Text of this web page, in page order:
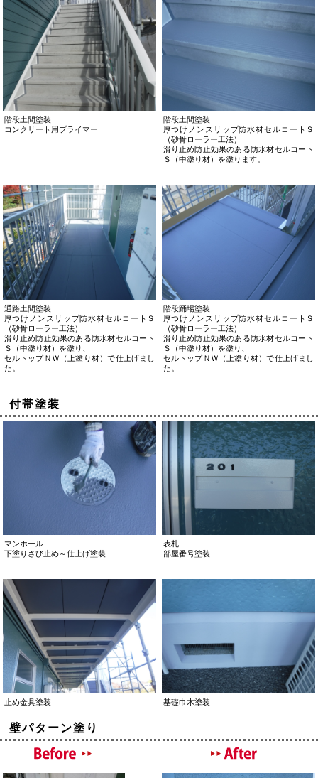
階段土間塗装
コンクリート用プライマー
階段土間塗装
厚つけノンスリップ防水材セルコートＳ
（砂骨ローラー工法）
滑り止め防止効果のある防水材セルコート
Ｓ（中塗り材）を塗ります。
通路土間塗装
厚つけノンスリップ防水材セルコートＳ
（砂骨ローラー工法）
滑り止め防止効果のある防水材セルコート
Ｓ（中塗り材）を塗り、
セルトップＮＷ（上塗り材）で仕上げまし
た。
階段踊場塗装
厚つけノンスリップ防水材セルコートＳ
（砂骨ローラー工法）
滑り止め防止効果のある防水材セルコート
Ｓ（中塗り材）を塗り、
セルトップＮＷ（上塗り材）で仕上げまし
た。
付帯塗装
マンホール
下塗りさび止め～仕上げ塗装
表札
部屋番号塗装
止め金具塗装 基礎巾木塗装
壁パターン塗り